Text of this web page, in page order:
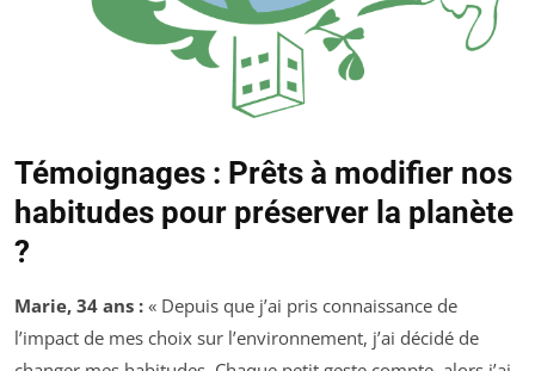
Témoignages : Prêts à modifier nos
habitudes pour préserver la planète
?
Marie, 34 ans : « Depuis que j’ai pris connaissance de
l’impact de mes choix sur l’environnement, j’ai décidé de